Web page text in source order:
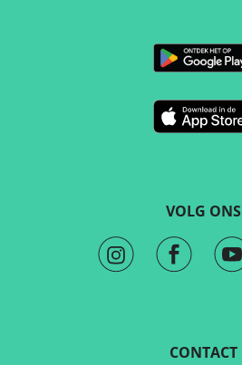
VOLG ONS
CONTACT